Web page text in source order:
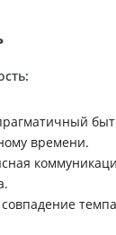
времени.